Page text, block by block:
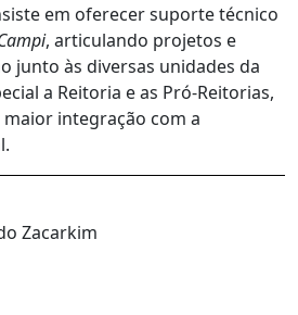
em oferecer suporte técnico
, articulando projetos e
junto às diversas unidades da
a Reitoria e as Pró-Reitorias,
integração com a
Zacarkim